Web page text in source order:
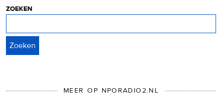
zoeken
MEER OP NPORADIO2.NL